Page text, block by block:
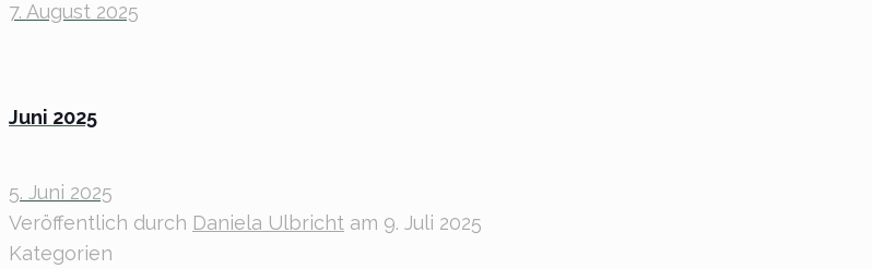
7. August 2025
Juni 2025
5. Juni 2025
Veröffentlich durch Daniela Ulbricht am 9. Juli 2025
Kategorien